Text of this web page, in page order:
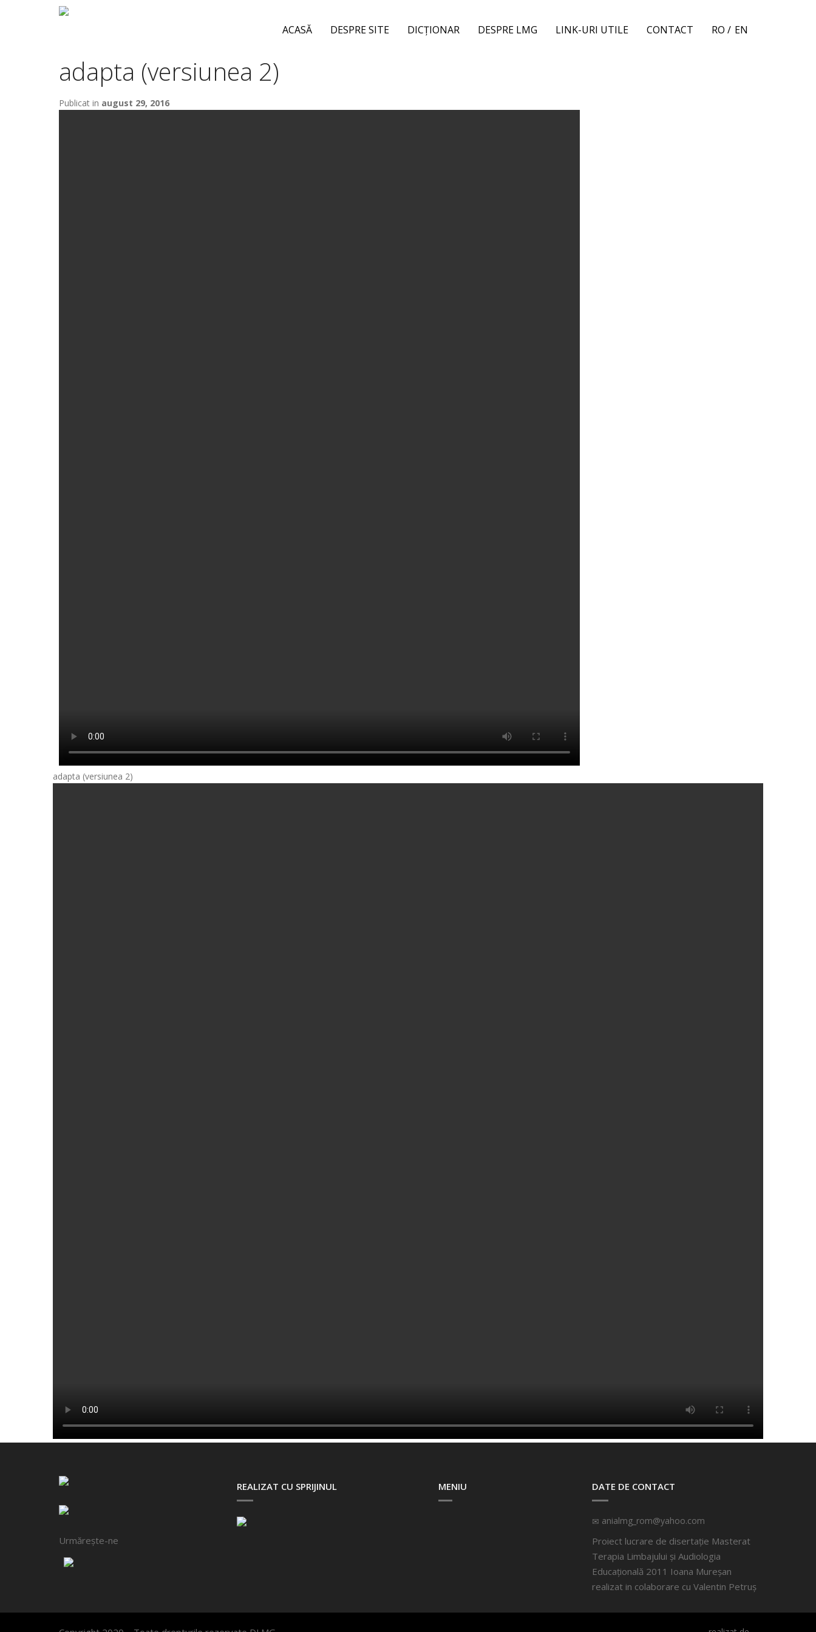
ACASĂ DESPRE SITE DICȚIONAR DESPRE LMG LINK-URI UTILE CONTACT RO / EN
adapta (versiunea 2)
Publicat in august 29, 2016
adapta (versiunea 2)
Urmărește-ne
REALIZAT CU SPRIJINUL MENIU DATE DE CONTACT
anialmg_rom@yahoo.com
Proiect lucrare de disertație Masterat
Terapia Limbajului și Audiologia
Educațională 2011 Ioana Mureșan
realizat in colaborare cu Valentin Petruș